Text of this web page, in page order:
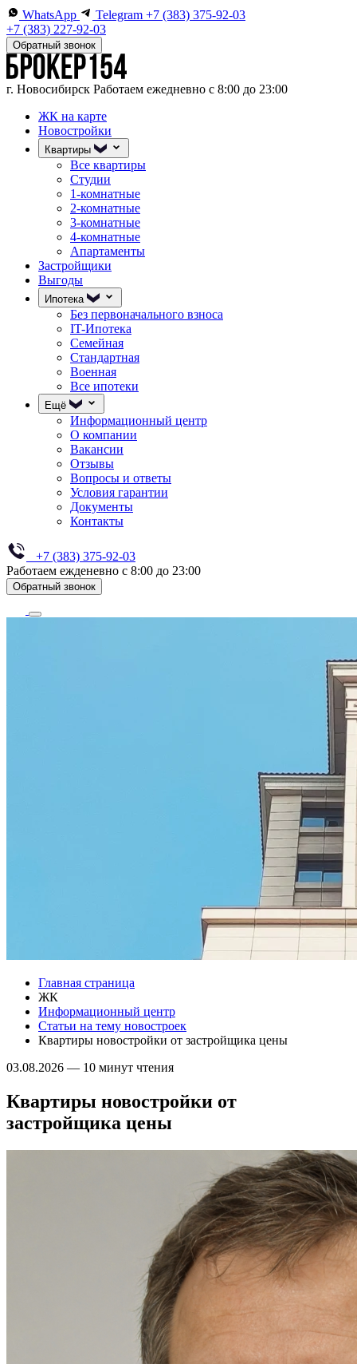
WhatsApp Telegram +7 (383) 375-92-03
+7 (383) 227-92-03
Обратный звонок
г. Новосибирск Работаем ежедневно с 8:00 до 23:00
ЖК на карте
Новостройки
Квартиры
Все квартиры
Студии
1-комнатные
2-комнатные
3-комнатные
4-комнатные
Апартаменты
Застройщики
Выгоды
Ипотека
Без первоначального взноса
IT-Ипотека
Семейная
Стандартная
Военная
Все ипотеки
Ещё
Информационный центр
О компании
Вакансии
Отзывы
Вопросы и ответы
Условия гарантии
Документы
Контакты
+7 (383) 375-92-03
Работаем ежденевно с 8:00 до 23:00
Обратный звонок
Главная страница
ЖК
Информационный центр
Статьи на тему новостроек
Квартиры новостройки от застройщика цены
03.08.2026 — 10 минут чтения
Квартиры новостройки от
застройщика цены